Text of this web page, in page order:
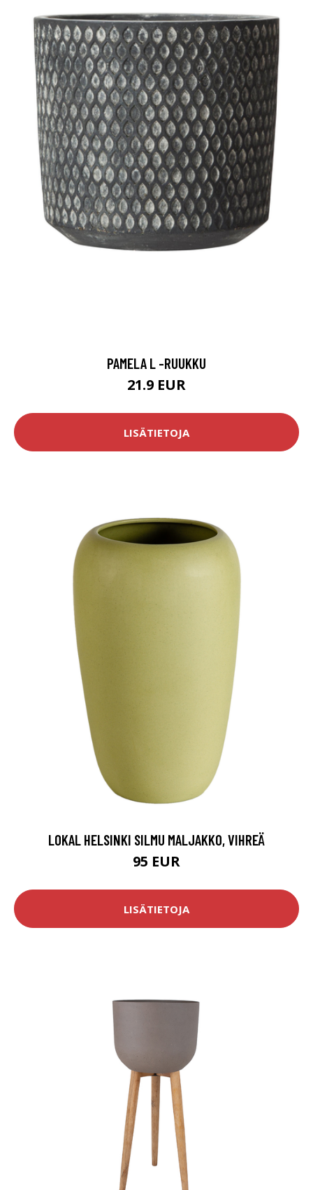
PAMELA L -RUUKKU
21.9 EUR
LISÄTIETOJA
LOKAL HELSINKI SILMU MALJAKKO, VIHREÄ
95 EUR
LISÄTIETOJA